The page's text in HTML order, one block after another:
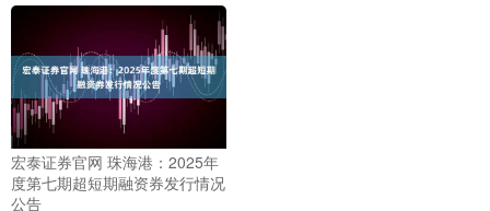
宏泰证券官网 珠海港：2025年
度第七期超短期融资券发行情况
公告